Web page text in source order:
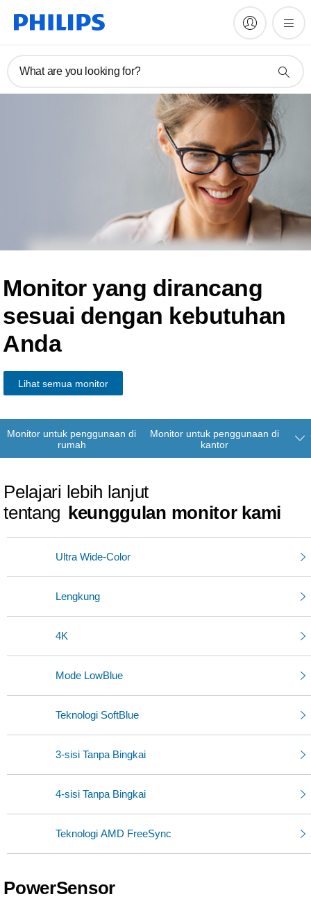
What are you looking for?
Monitor yang dirancang
sesuai dengan kebutuhan
Anda
Lihat semua monitor
Monitor untuk penggunaan di
rumah
Monitor untuk penggunaan di
kantor
Pelajari lebih lanjut
tentang keunggulan monitor kami
Ultra Wide-Color
Lengkung
4K
Mode LowBlue
Teknologi SoftBlue
3-sisi Tanpa Bingkai
4-sisi Tanpa Bingkai
Teknologi AMD FreeSync
PowerSensor